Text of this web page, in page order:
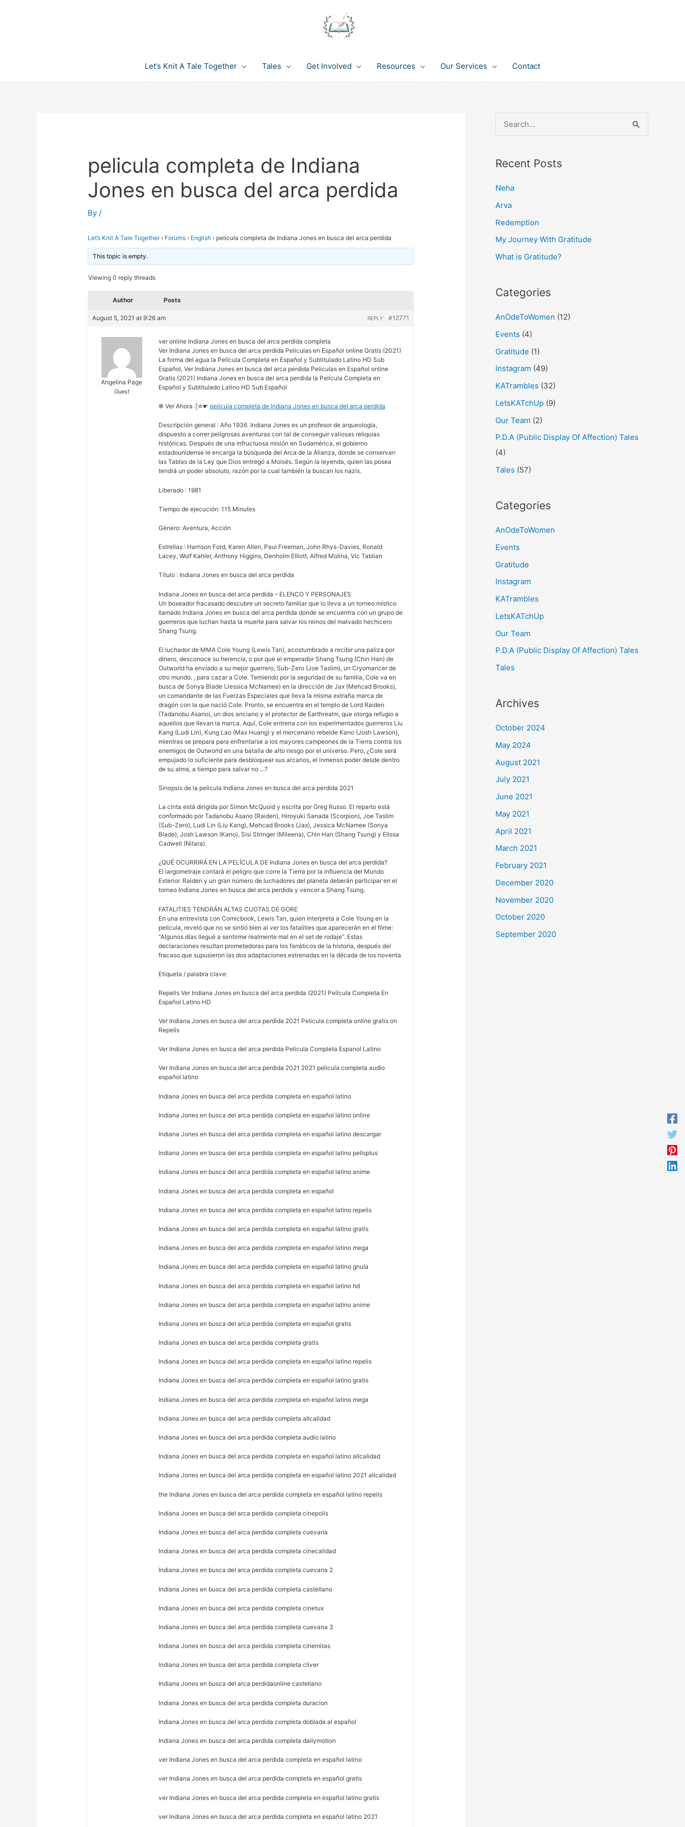
Let’s Knit A Tale Together Tales Get Involved Resources Our Services Contact
pelicula completa de Indiana
Jones en busca del arca perdida
By/
Let’s Knit A Tale Together › Forums › English › pelicula completa de Indiana Jones en busca del arca perdida
This topic is empty.
Viewing 0 reply threads
Author Posts
August 5, 2021 at 9:26 am #12771
REPLY
Angelina Page
Guest
ver online Indiana Jones en busca del arca perdida completa
Ver Indiana Jones en busca del arca perdida Peliculas en Español online Gratis (2021)
La forma del agua la Película Completa en Español y Subtitulado Latino HD Sub
Español, Ver Indiana Jones en busca del arca perdida Peliculas en Español online
Gratis (2021) Indiana Jones en busca del arca perdida la Película Completa en
Español y Subtitulado Latino HD Sub Español
✼ Ver Ahora :|✮☛ pelicula completa de Indiana Jones en busca del arca perdida
Descripción general : Año 1936. Indiana Jones es un profesor de arqueología,
dispuesto a correr peligrosas aventuras con tal de conseguir valiosas reliquias
históricas. Después de una infructuosa misión en Sudamérica, el gobierno
estadounidense le encarga la búsqueda del Arca de la Alianza, donde se conservan
las Tablas de la Ley que Dios entregó a Moisés. Según la leyenda, quien las posea
tendrá un poder absoluto, razón por la cual también la buscan los nazis.
Liberado : 1981
Tiempo de ejecución: 115 Minutes
Género: Aventura, Acción
Estrellas : Harrison Ford, Karen Allen, Paul Freeman, John Rhys-Davies, Ronald
Lacey, Wolf Kahler, Anthony Higgins, Denholm Elliott, Alfred Molina, Vic Tablian
Título : Indiana Jones en busca del arca perdida
Indiana Jones en busca del arca perdida – ELENCO Y PERSONAJES
Un boxeador fracasado descubre un secreto familiar que lo lleva a un torneo místico
llamado Indiana Jones en busca del arca perdida donde se encuentra con un grupo de
guerreros que luchan hasta la muerte para salvar los reinos del malvado hechicero
Shang Tsung.
El luchador de MMA Cole Young (Lewis Tan), acostumbrado a recibir una paliza por
dinero, desconoce su herencia, o por qué el emperador Shang Tsung (Chin Han) de
Outworld ha enviado a su mejor guerrero, Sub-Zero (Joe Taslim), un Cryomancer de
otro mundo. , para cazar a Cole. Temiendo por la seguridad de su familia, Cole va en
busca de Sonya Blade (Jessica McNamee) en la dirección de Jax (Mehcad Brooks),
un comandante de las Fuerzas Especiales que lleva la misma extraña marca de
dragón con la que nació Cole. Pronto, se encuentra en el templo de Lord Raiden
(Tadanobu Asano), un dios anciano y el protector de Earthrealm, que otorga refugio a
aquellos que llevan la marca. Aquí, Cole entrena con los experimentados guerreros Liu
Kang (Ludi Lin), Kung Lao (Max Huang) y el mercenario rebelde Kano (Josh Lawson),
mientras se prepara para enfrentarse a los mayores campeones de la Tierra contra los
enemigos de Outworld en una batalla de alto riesgo por el universo. Pero, ¿Cole será
empujado lo suficiente para desbloquear sus arcanos, el inmenso poder desde dentro
de su alma, a tiempo para salvar no …?
Sinopsis de la pelicula Indiana Jones en busca del arca perdida 2021
La cinta está dirigida por Simon McQuoid y escrita por Greg Russo. El reparto está
conformado por Tadanobu Asano (Raiden), Hiroyuki Sanada (Scorpion), Joe Taslim
(Sub-Zero), Ludi Lin (Liu Kang), Mehcad Brooks (Jax), Jessica McNamee (Sonya
Blade), Josh Lawson (Kano), Sisi Stringer (Mileena), Chin Han (Shang Tsung) y Elissa
Cadwell (Nitara).
¿QUÉ OCURRIRÁ EN LA PELÍCULA DE Indiana Jones en busca del arca perdida?
El largometraje contará el peligro que corre la Tierra por la influencia del Mundo
Exterior. Raiden y un gran número de luchadores del planeta deberán participar en el
torneo Indiana Jones en busca del arca perdida y vencer a Shang Tsung.
FATALITIES TENDRÁN ALTAS CUOTAS DE GORE
En una entrevista con Comicbook, Lewis Tan, quien interpreta a Cole Young en la
película, reveló que no se sintió bien al ver los fatalities que aparecerán en el filme:
“Algunos días llegué a sentirme realmente mal en el set de rodaje”. Estas
declaraciones resultan prometedoras para los fanáticos de la historia, después del
fracaso que supusieron las dos adaptaciones estrenadas en la década de los noventa
Etiqueta / palabra clave:
Repelis Ver Indiana Jones en busca del arca perdida (2021) Película Completa En
Español Latino HD
Ver Indiana Jones en busca del arca perdida 2021 Pelicula completa online gratis on
Repelis
Ver Indiana Jones en busca del arca perdida Pelicula Completa Espanol Latino
Ver Indiana Jones en busca del arca perdida 2021 2021 pelicula completa audio
español latino
Indiana Jones en busca del arca perdida completa en español latino
Indiana Jones en busca del arca perdida completa en español latino online
Indiana Jones en busca del arca perdida completa en español latino descargar
Indiana Jones en busca del arca perdida completa en español latino pelisplus
Indiana Jones en busca del arca perdida completa en español latino anime
Indiana Jones en busca del arca perdida completa en español
Indiana Jones en busca del arca perdida completa en español latino repelis
Indiana Jones en busca del arca perdida completa en español latino gratis
Indiana Jones en busca del arca perdida completa en español latino mega
Indiana Jones en busca del arca perdida completa en español latino gnula
Indiana Jones en busca del arca perdida completa en español latino hd
Indiana Jones en busca del arca perdida completa en español latino anime
Indiana Jones en busca del arca perdida completa en español gratis
Indiana Jones en busca del arca perdida completa gratis
Indiana Jones en busca del arca perdida completa en español latino repelis
Indiana Jones en busca del arca perdida completa en español latino gratis
Indiana Jones en busca del arca perdida completa en español latino mega
Indiana Jones en busca del arca perdida completa allcalidad
Indiana Jones en busca del arca perdida completa audio latino
Indiana Jones en busca del arca perdida completa en español latino allcalidad
Indiana Jones en busca del arca perdida completa en español latino 2021 allcalidad
the Indiana Jones en busca del arca perdida completa en español latino repelis
Indiana Jones en busca del arca perdida completa cinepolis
Indiana Jones en busca del arca perdida completa cuevana
Indiana Jones en busca del arca perdida completa cinecalidad
Indiana Jones en busca del arca perdida completa cuevana 2
Indiana Jones en busca del arca perdida completa castellano
Indiana Jones en busca del arca perdida completa cinetux
Indiana Jones en busca del arca perdida completa cuevana 3
Indiana Jones en busca del arca perdida completa cinemitas
Indiana Jones en busca del arca perdida completa cliver
Indiana Jones en busca del arca perdidaonline castellano
Indiana Jones en busca del arca perdida completa duracion
Indiana Jones en busca del arca perdida completa doblada al español
Indiana Jones en busca del arca perdida completa dailymotion
ver Indiana Jones en busca del arca perdida completa en español latino
ver Indiana Jones en busca del arca perdida completa en español gratis
ver Indiana Jones en busca del arca perdida completa en español latino gratis
ver Indiana Jones en busca del arca perdida completa en español latino 2021
e
r
f
o
r
:
Recent Posts
Neha
Arva
Redemption
My Journey With Gratitude
What is Gratitude?
Categories
AnOdeToWomen (12)
Events (4)
Gratitude (1)
Instagram (49)
KATrambles (32)
LetsKATchUp (9)
Our Team (2)
P.D.A (Public Display Of Affection) Tales
(4)
Tales (57)
Categories
AnOdeToWomen
Events
Gratitude
Instagram
KATrambles
LetsKATchUp
Our Team
P.D.A (Public Display Of Affection) Tales
Tales
Archives
October 2024
May 2024
August 2021
July 2021
June 2021
May 2021
April 2021
March 2021
February 2021
December 2020
November 2020
October 2020
September 2020